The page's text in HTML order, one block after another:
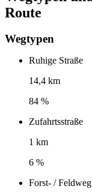
Route
Wegtypen
Ruhige Straße
14,4 km
84 %
Zufahrtsstraße
1 km
6 %
Forst- / Feldweg